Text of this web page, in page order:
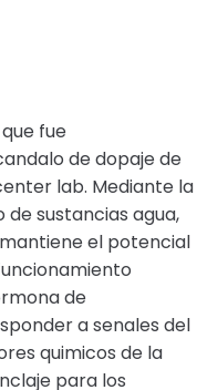
fue
de dopaje de
lab. Mediante la
sustancias agua,
el potencial
de
a senales del
quimicos de la
para los